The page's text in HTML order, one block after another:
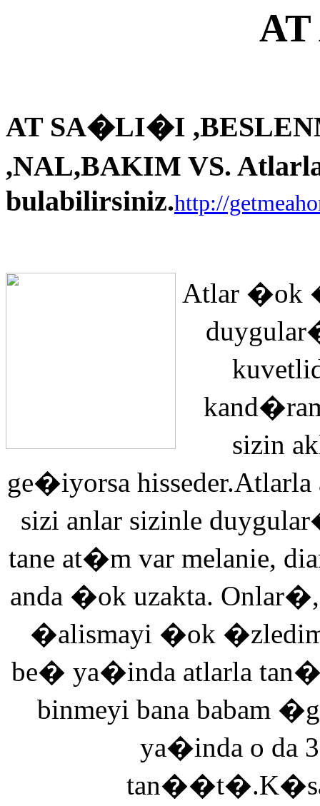
AT SA�LI�I
,NAL,BAKIM VS.
bulabilirsiniz.http://
Atlar �ok
sizin
ge�iyorsa
sizi anlar sizinle
tane at�m var melanie,
anda �ok uzakta.
�alismayi �ok
be� ya�inda atlarla
binmeyi bana babam
ya�inda o da